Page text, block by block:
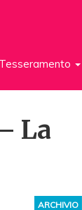
Tesseramento
La
ARCHIVIO